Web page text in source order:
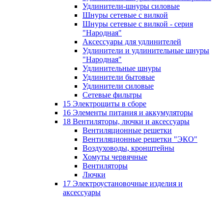
Удлинители-шнуры силовые
Шнуры сетевые с вилкой
Шнуры сетевые с вилкой - серия
"Народная"
Аксессуары для удлинителей
Удлинители и удлинительные шнуры
"Народная"
Удлинительные шнуры
Удлинители бытовые
Удлинители силовые
Сетевые фильтры
15 Электрощиты в сборе
16 Элементы питания и аккумуляторы
18 Вентиляторы, лючки и аксессуары
Вентиляционные решетки
Вентиляционные решетки "ЭКО"
Воздуховоды, кронштейны
Хомуты червячные
Вентиляторы
Лючки
17 Электроустановочные изделия и
аксессуары